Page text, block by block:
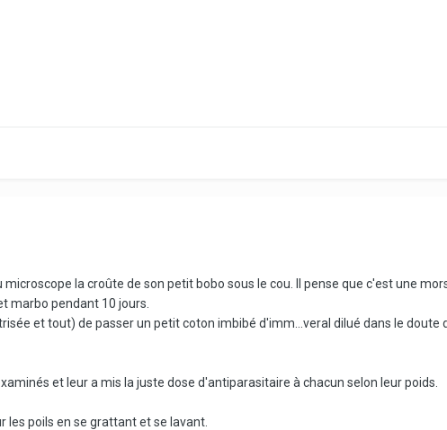
la croûte de son petit bobo sous le cou. Il pense que c'est une
marbo pendant 10 jours.
et tout) de passer un petit coton imbibé d'imm...veral dilué dans le
et leur a mis la juste dose d'antiparasitaire à chacun selon leur poids.
les poils en se grattant et se lavant.